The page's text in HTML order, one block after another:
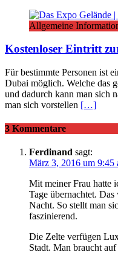
Allgemeine
Kostenloser Eintritt
Für bestimmte Personen ist
Dubai möglich. Welche das
und dadurch kann man sich
man sich vorstellen […]
3 Kommentare
Ferdinand sagt:
März 3, 2016 um 9:45
Mit meiner Frau hatte
Tage übernachtet.
Nacht. So stellt man
faszinierend.
Die Zelte verfügen
Stadt. Man braucht